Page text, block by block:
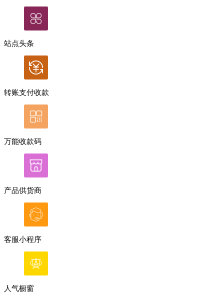
站点头条
转账支付收款
万能收款码
产品供货商
客服小程序
人气橱窗